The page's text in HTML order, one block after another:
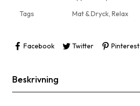
Tags
Mat & Dryck, Relax
Facebook Twitter Pinterest
Beskrivning